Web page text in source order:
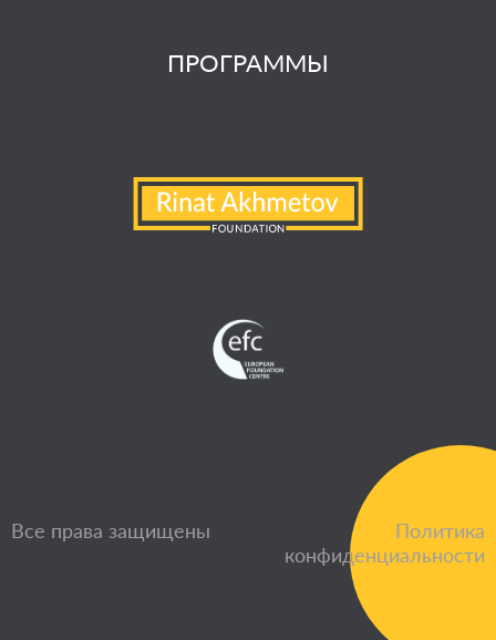
ПРОГРАММЫ
Все права защищены
Политика
конфиденциальности